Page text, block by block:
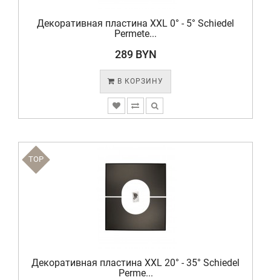
Декоративная пластина XXL 0° - 5° Schiedel
Permete...
289 BYN
В КОРЗИНУ
TOP
Декоративная пластина XXL 20° - 35° Schiedel
Perme...